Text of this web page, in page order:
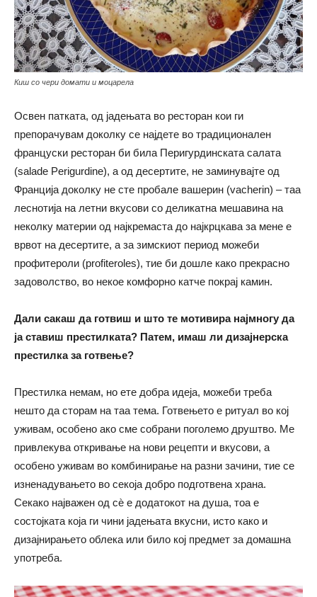
Киш со чери домати и моцарела
Освен патката, од јадењата во ресторан кои ги
препорачувам доколку се најдете во традиционален
француски ресторан би била Перигурдинската салата
(salade Perigurdine), а од десертите, не заминувајте од
Франција доколку не сте пробале вашерин (vacherin) – таа
леснотија на летни вкусови со деликатна мешавина на
неколку материи од најкремаста до најкрцкава за мене е
врвот на десертите, а за зимскиот период можеби
профитероли (profiteroles), тие би дошле како прекрасно
задоволство, во некое комфорно катче покрај камин.
Дали сакаш да готвиш и што те мотивира најмногу да
ја ставиш престилката? Патем, имаш ли дизајнерска
престилка за готвење?
Престилка немам, но ете добра идеја, можеби треба
нешто да сторам на таа тема. Готвењето е ритуал во кој
уживам, особено ако сме собрани поголемо друштво. Ме
привлекува откривање на нови рецепти и вкусови, а
особено уживам во комбинирање на разни зачини, тие се
изненадувањето во секоја добро подготвена храна.
Секако најважен од сѐ е додатокот на душа, тоа е
состојката која ги чини јадењата вкусни, исто како и
дизајнирањето облека или било кој предмет за домашна
употреба.